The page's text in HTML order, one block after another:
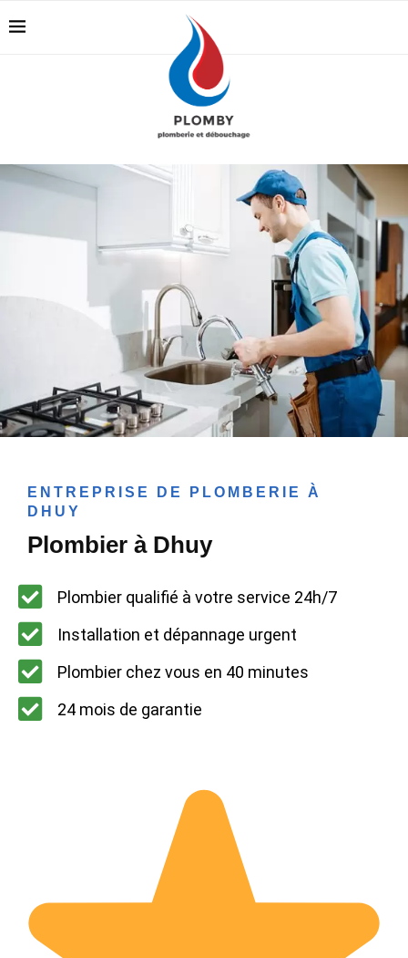
ENTREPRISE DE PLOMBERIE À
DHUY
Plombier à Dhuy
Plombier qualifié à votre service 24h/7
Installation et dépannage urgent
Plombier chez vous en 40 minutes
24 mois de garantie